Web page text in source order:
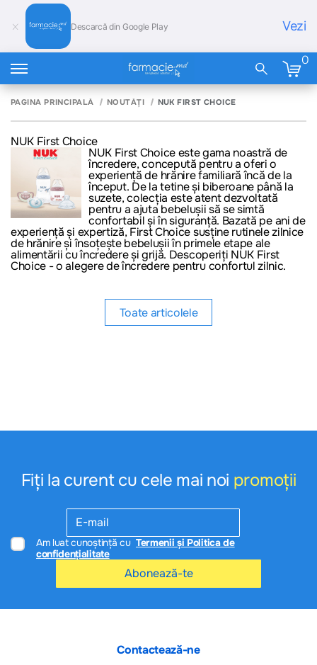
Descarcă din Google Play Vezi
0
PAGINA PRINCIPALĂ NOUTĂȚI NUK FIRST CHOICE
NUK First Choice
NUK First Choiceeste gama noastră de
încredere, concepută pentru a oferi o
experiență de hrănire familiară încă de la
început. De la tetine și biberoane până la
suzete, colecția este atent dezvoltată
pentru a ajuta bebelușii să se simtă
confortabil și în siguranță. Bazată pe ani de
experiență și expertiză, First Choice susține rutinele zilnice
de hrănire și însoțește bebelușii în primele etape ale
alimentării cu încredere și grijă. Descoperiți NUK First
Choice - o alegere de încredere pentru confortul zilnic.
Toate articolele
Fiți la curent cu cele mai noi promoții
Am luat cunoștință cu Termenii și Politica de
confidențialitate
Abonează-te
Contactează-ne